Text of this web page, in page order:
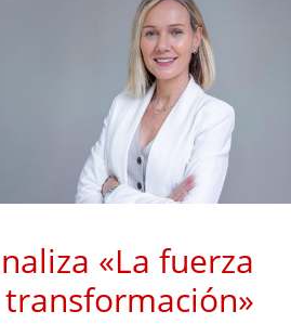
«La fuerza